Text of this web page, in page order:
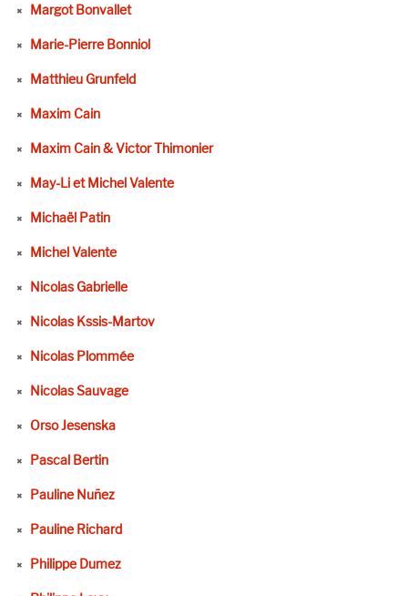
Margot Bonvallet
Marie-Pierre Bonniol
Matthieu Grunfeld
Maxim Cain
Maxim Cain & Victor Thimonier
May-Li et Michel Valente
Michaël Patin
Michel Valente
Nicolas Gabrielle
Nicolas Kssis-Martov
Nicolas Plommée
Nicolas Sauvage
Orso Jesenska
Pascal Bertin
Pauline Nuñez
Pauline Richard
Philippe Dumez